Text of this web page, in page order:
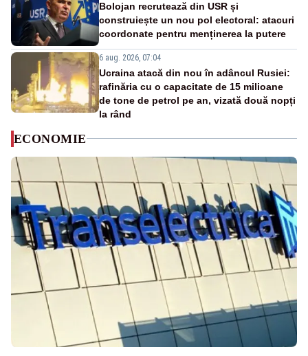
Bolojan recrutează din USR și
construiește un nou pol electoral: atacuri
coordonate pentru menținerea la putere
6 aug. 2026, 07:04
Ucraina atacă din nou în adâncul Rusiei:
rafinăria cu o capacitate de 15 milioane
de tone de petrol pe an, vizată două nopți
la rând
ECONOMIE